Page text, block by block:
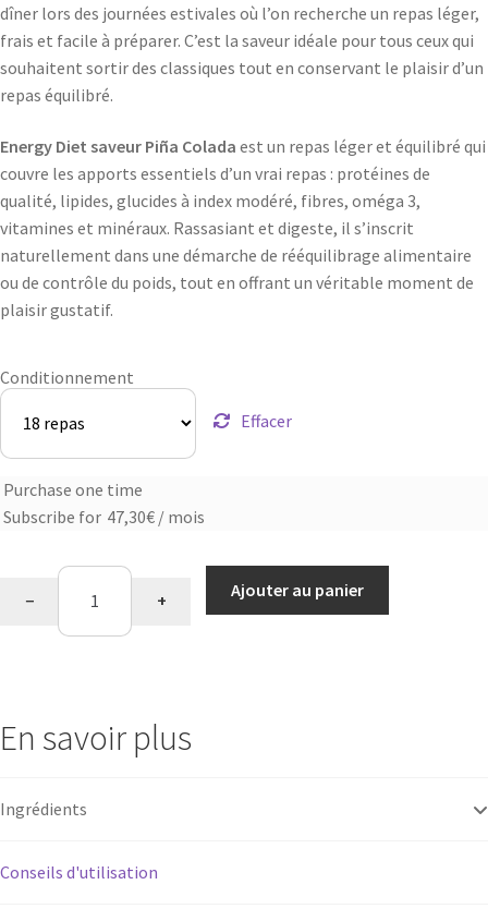
dîner lors des journées estivales où l’on recherche un repas léger,
frais et facile à préparer. C’est la saveur idéale pour tous ceux qui
souhaitent sortir des classiques tout en conservant le plaisir d’un
repas équilibré.
Energy Diet saveur Piña Colada est un repas léger et équilibré qui
couvre les apports essentiels d’un vrai repas : protéines de
qualité, lipides, glucides à index modéré, fibres, oméga 3,
vitamines et minéraux. Rassasiant et digeste, il s’inscrit
naturellement dans une démarche de rééquilibrage alimentaire
ou de contrôle du poids, tout en offrant un véritable moment de
plaisir gustatif.
Conditionnement
Effacer
Choose
purchase
Purchase one time
Subscribe for 47,30€ / mois
quantité
− +
Ajouter au panier
En savoir plus
Ingrédients
Conseils d'utilisation